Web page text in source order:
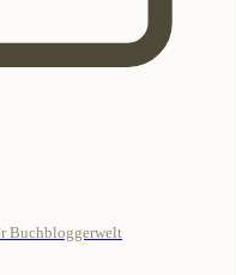
Buchbloggerwelt